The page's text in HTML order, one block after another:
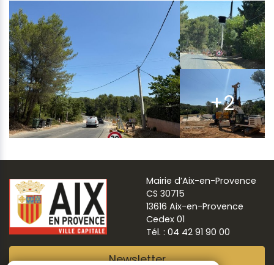
+2
Mairie d’Aix-en-Provence
CS 30715
13616 Aix-en-Provence
Cedex 01
Tél. : 04 42 91 90 00
Newsletter